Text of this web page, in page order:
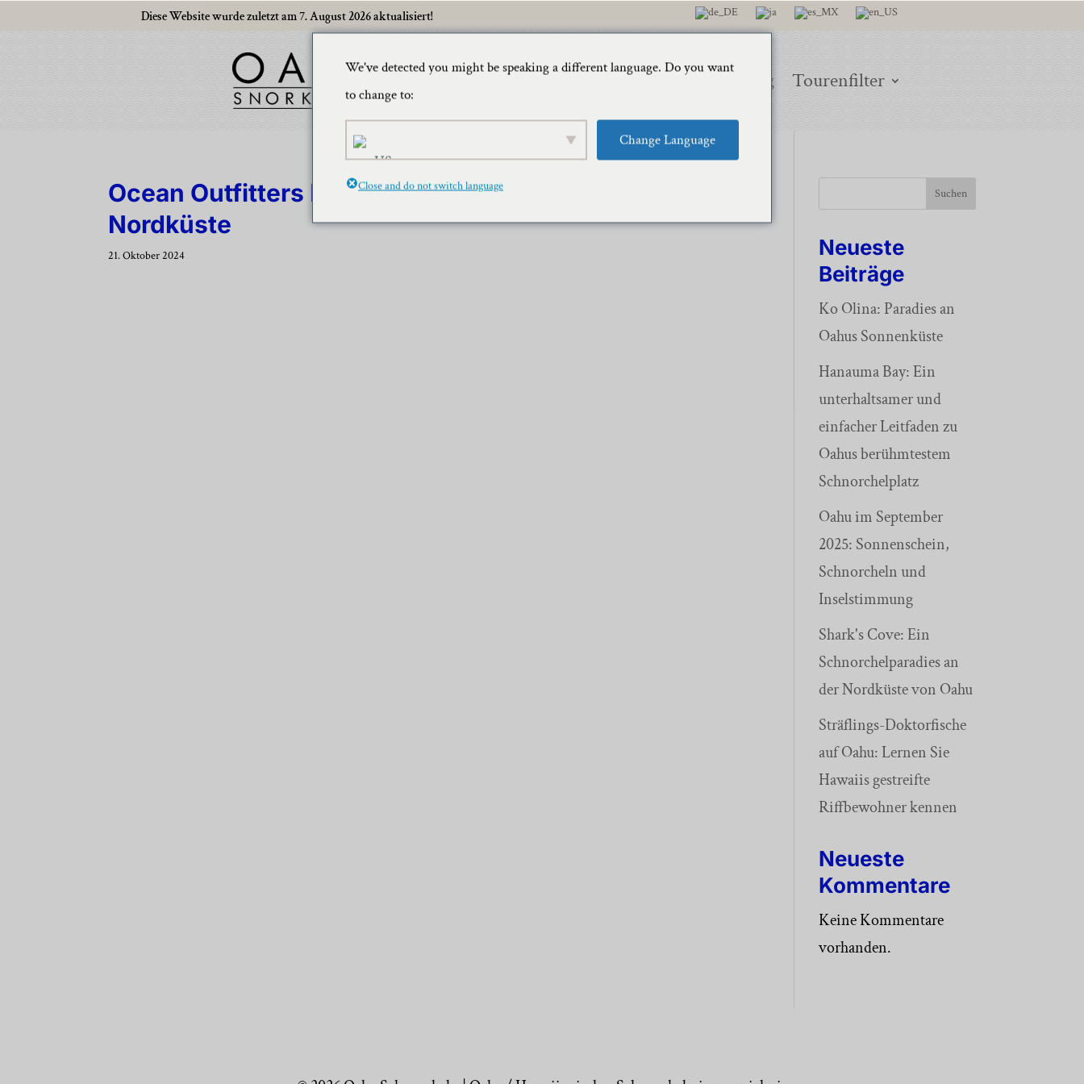
Diese Website wurde zuletzt am 7. August 2026 aktualisiert!
Heim Reiseblog Tourenfilter
Ocean Outfitters Hawaii – Schnorcheltour An Der
Nordküste
21. Oktober 2024
Suchen
Neueste
Beiträge
Ko Olina: Paradies an
Oahus Sonnenküste
Hanauma Bay: Ein
unterhaltsamer und
einfacher Leitfaden zu
Oahus berühmtestem
Schnorchelplatz
Oahu im September
2025: Sonnenschein,
Schnorcheln und
Inselstimmung
Shark's Cove: Ein
Schnorchelparadies an
der Nordküste von Oahu
Sträflings-Doktorfische
auf Oahu: Lernen Sie
Hawaiis gestreifte
Riffbewohner kennen
Neueste
Kommentare
Keine Kommentare
vorhanden.
We've detected you might be speaking a different language. Do you want
to change to:
Change Language
Close and do not switch language